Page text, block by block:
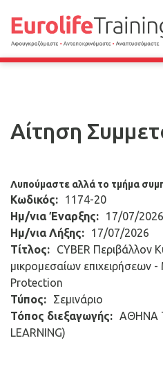
Αίτηση
Λυπούμαστε αλλά το τμήμα
Κωδικός:
1174-20
Ημ/νια Έναρξης:
17/07/2026
Ημ/νια Λήξης:
17/07/2026
Τίτλος:
CYBER Περιβάλλον
μικρομεσαίων επιχειρήσεων
Protection
Τύπος:
Σεμινάριο
Τόπος διεξαγωγής: ΑΘΗΝΑ
LEARNING)